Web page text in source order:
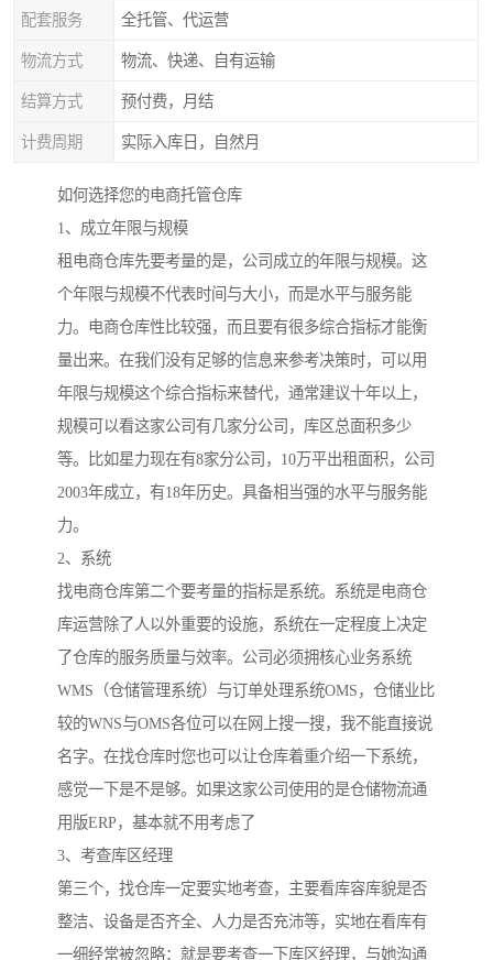
配套服务 全托管、代运营
物流方式 物流、快递、自有运输
结算方式 预付费，月结
计费周期 实际入库日，自然月
如何选择您的电商托管仓库
1、成立年限与规模
租电商仓库先要考量的是，公司成立的年限与规模。这
个年限与规模不代表时间与大小，而是水平与服务能
力。电商仓库性比较强，而且要有很多综合指标才能衡
量出来。在我们没有足够的信息来参考决策时，可以用
年限与规模这个综合指标来替代，通常建议十年以上，
规模可以看这家公司有几家分公司，库区总面积多少
等。比如星力现在有8家分公司，10万平出租面积，公司
2003年成立，有18年历史。具备相当强的水平与服务能
力。
2、系统
找电商仓库第二个要考量的指标是系统。系统是电商仓
库运营除了人以外重要的设施，系统在一定程度上决定
了仓库的服务质量与效率。公司必须拥核心业务系统
WMS（仓储管理系统）与订单处理系统OMS，仓储业比
较的WNS与OMS各位可以在网上搜一搜，我不能直接说
名字。在找仓库时您也可以让仓库着重介绍一下系统，
感觉一下是不是够。如果这家公司使用的是仓储物流通
用版ERP，基本就不用考虑了
3、考查库区经理
第三个，找仓库一定要实地考查，主要看库容库貌是否
整洁、设备是否齐全、人力是否充沛等，实地在看库有
一细经常被忽略：就是要考查一下库区经理，与她沟通